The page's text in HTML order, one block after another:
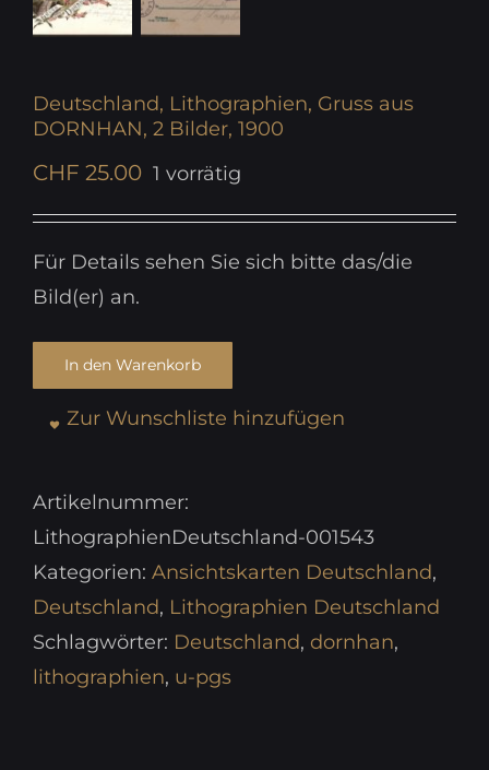
Deutschland, Lithographien, Gruss aus
DORNHAN, 2 Bilder, 1900
CHF 25.00 1 vorrätig
Für Details sehen Sie sich bitte das/die
Bild(er) an.
In den Warenkorb
Zur Wunschliste hinzufügen
Artikelnummer:
LithographienDeutschland-001543
Kategorien: Ansichtskarten Deutschland,
Deutschland, Lithographien Deutschland
Schlagwörter: Deutschland, dornhan,
lithographien, u-pgs